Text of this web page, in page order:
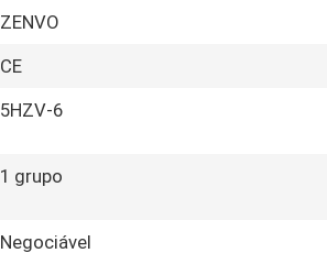
ZENVO
CE
5HZV-6
1 grupo
Negociável